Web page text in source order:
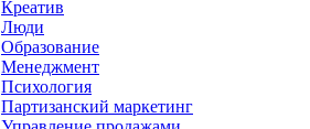
Креатив
Люди
Образование
Менеджмент
Психология
Партизанский маркетинг